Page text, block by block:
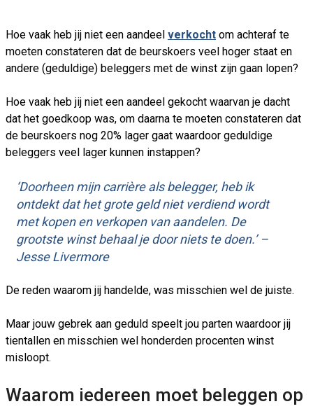
Hoe vaak heb jij niet een aandeel verkocht om achteraf te
moeten constateren dat de beurskoers veel hoger staat en
andere (geduldige) beleggers met de winst zijn gaan lopen?
Hoe vaak heb jij niet een aandeel gekocht waarvan je dacht
dat het goedkoop was, om daarna te moeten constateren dat
de beurskoers nog 20% lager gaat waardoor geduldige
beleggers veel lager kunnen instappen?
‘Doorheen mijn carrière als belegger, heb ik
ontdekt dat het grote geld niet verdiend wordt
met kopen en verkopen van aandelen. De
grootste winst behaal je door niets te doen.’ –
Jesse Livermore
De reden waarom jij handelde, was misschien wel de juiste.
Maar jouw gebrek aan geduld speelt jou parten waardoor jij
tientallen en misschien wel honderden procenten winst
misloopt.
Waarom iedereen moet beleggen op